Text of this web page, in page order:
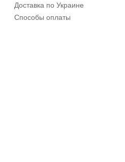
Доставка по Украине
Способы оплаты